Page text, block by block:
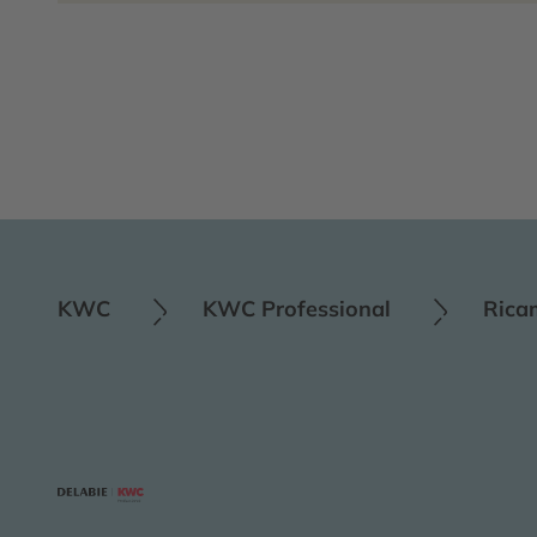
KWC KWC Professional